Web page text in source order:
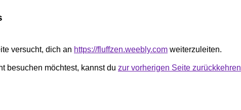
versucht, dich an https://fluffzen.weebly.com weiterzuleiten.
besuchen möchtest, kannst du zur vorherigen Seite zurückkehren